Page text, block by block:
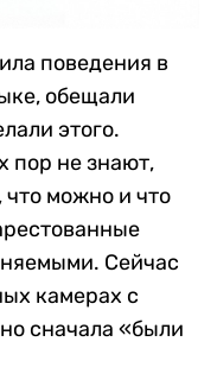
поведения в
обещали
этого.
пор не знают,
что можно и что
Сейчас
камерах с
сначала «были